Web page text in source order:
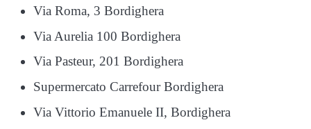
Via Roma, 3 Bordighera
Via Aurelia 100 Bordighera
Via Pasteur, 201 Bordighera
Supermercato Carrefour Bordighera
Via Vittorio Emanuele II, Bordighera